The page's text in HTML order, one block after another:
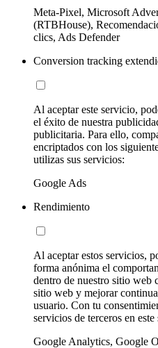
Meta-Pixel, Microsoft
(RTBHouse),
clics, Ads Defender
Conversion tracking
Al aceptar este servicio,
el éxito de nuestra
publicitaria. Para ello,
encriptados con los
utilizas sus servicios:
Google Ads
Rendimiento
Al aceptar estos servicios,
forma anónima el
dentro de nuestro sitio web
sitio web y mejorar
usuario. Con tu
servicios de terceros en
Google Analytics, Google